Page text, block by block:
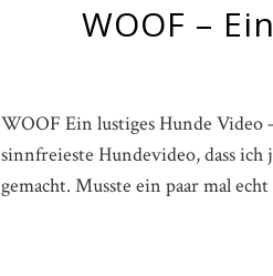
WOOF –
WOOF Ein lustiges Hunde Video
sinnfreieste Hundevideo, dass ich
gemacht. Musste ein paar mal